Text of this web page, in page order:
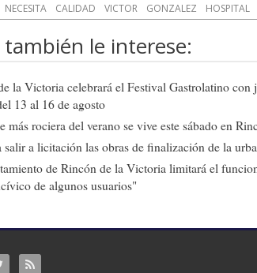
NECESITA CALIDAD VICTOR GONZALEZ HOSPITAL
también le interese:
la Victoria celebrará el Festival Gastrolatino con
13 al 16 de agosto
más rociera del verano se vive este sábado en
salir a licitación las obras de finalización de la
de Rincón de la Victoria limitará el
de algunos usuarios"